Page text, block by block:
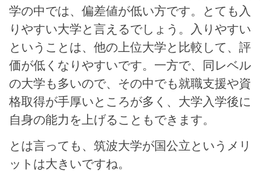
学の中では、偏差値が低い方です。とても入
りやすい大学と言えるでしょう。入りやすい
ということは、他の上位大学と比較して、評
価が低くなりやすいです。一方で、同レベル
の大学も多いので、その中でも就職支援や資
格取得が手厚いところが多く、大学入学後に
自身の能力を上げることもできます。
とは言っても、筑波大学が国公立というメリ
ットは大きいですね。